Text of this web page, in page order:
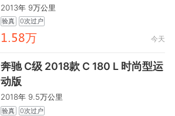
2013年 9万公里
验真 0次过户
齤.閏鸺万 今天
奔驰 C级 2018款 C 180 L 时尚型运
动版
2018年 9.5万公里
验真 0次过户